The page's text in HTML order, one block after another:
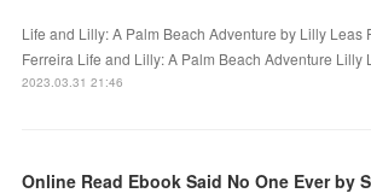
Life and Lilly: A Palm Beach Adventure by Lilly Leas
Ferreira Life and Lilly: A Palm Beach Adventure Lilly
2023.03.31 21:46